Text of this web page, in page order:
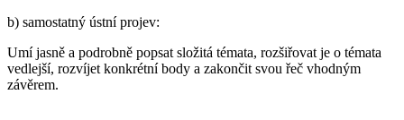
b) samostatný ústní projev:
Umí jasně a podrobně popsat složitá témata, rozšiřovat je o témata
vedlejší, rozvíjet konkrétní body a zakončit svou řeč vhodným
závěrem.